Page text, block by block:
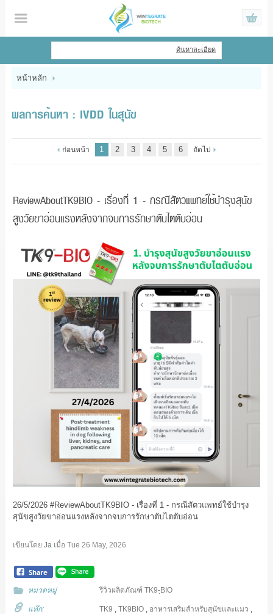
ไทย | English
หน้าหลัก
แจ้งชำระเงิน
ค้นหาละเอียด
หน้าหลัก
ผลการค้นหา : IVDD ในสุนัข
ก่อนหน้า 1 2 3 4 5 6 ถัดไป
ReviewAboutTK9BIO - เรื่องที่ 1 - กรณีสัตวแพทย์ใช้บำรุงสุนัข
สูงวัยขาอ่อนแรงหลังจากจบการรักษาตับไตตับอ่อน
26/5/2026 #ReviewAboutTK9BIO - เรื่องที่ 1 - กรณีสัตวแพทย์ใช้บำรุง
สุนัขสูงวัยขาอ่อนแรงหลังจากจบการรักษาตับไตตับอ่อน
เขียนโดย Jaเมื่อ Tue 26 May, 2026
หมวดหมู่ รีวิวผลิตภัณฑ์ TK9-ฺBIO
แท๊ก: TK9 ,TK9BIO , อาหารเสริมสำหรับสุนัขและแมว ,